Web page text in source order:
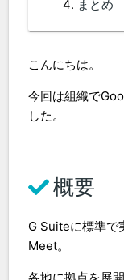
まとめ
こんにちは。
今回は組織で
した。
概要
G Suiteに標準で
Meet。
各地に拠点を展